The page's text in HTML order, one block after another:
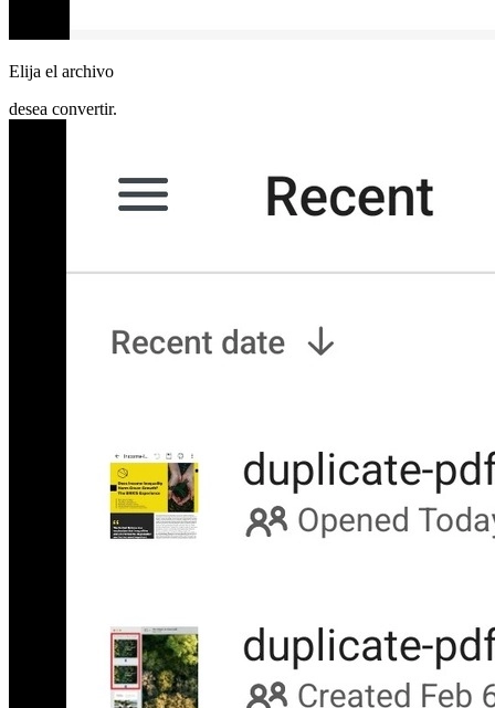
Elija el archivo
desea convertir.